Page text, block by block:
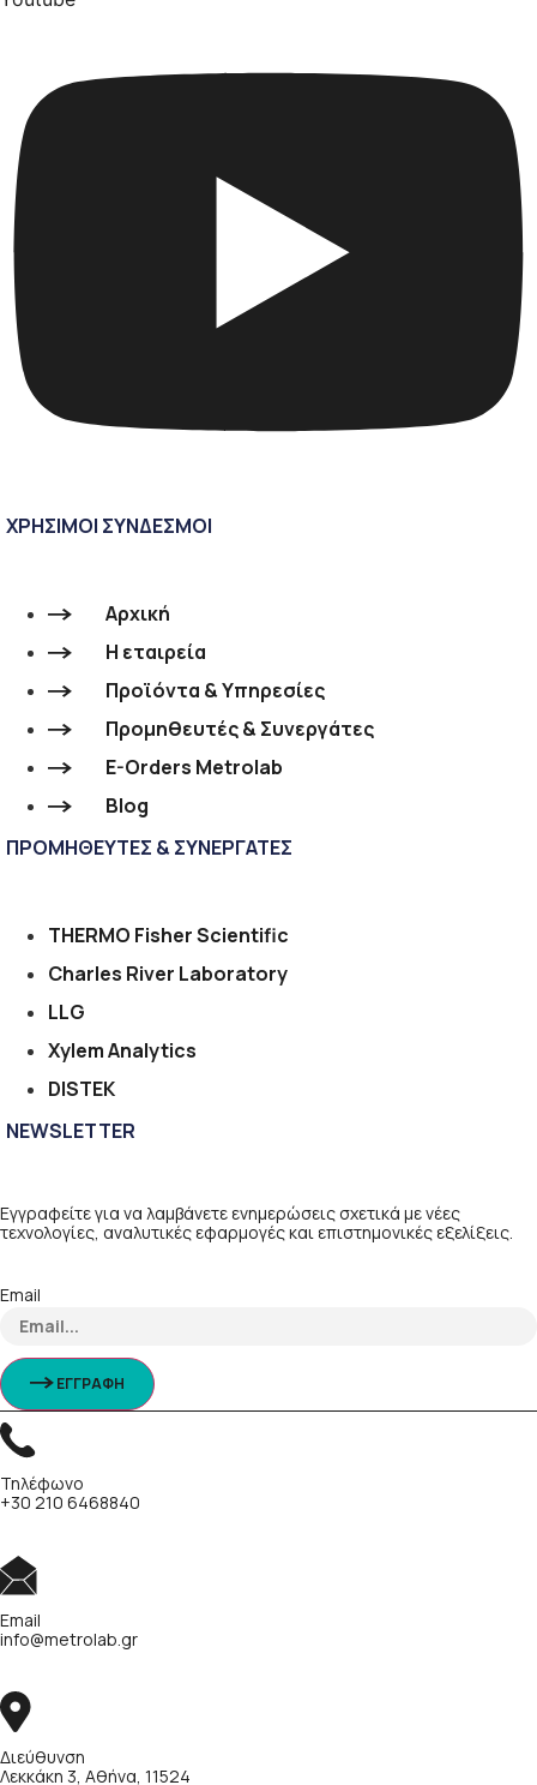
ΧΡΗΣΙΜΟΙ ΣΥΝΔΕΣΜΟΙ
Αρχική
Η εταιρεία
Προϊόντα & Υπηρεσίες
Προμηθευτές & Συνεργάτες
E-Orders Metrolab
Blog
ΠΡΟΜΗΘΕΥΤΕΣ & ΣΥΝΕΡΓΑΤΕΣ
THERMO Fisher Scientific
Charles River Laboratory
LLG
Xylem Analytics
DISTEK
NEWSLETTER
Εγγραφείτε για να λαμβάνετε ενημερώσεις σχετικά με νέες
τεχνολογίες, αναλυτικές εφαρμογές και επιστημονικές εξελίξεις.
Email
ΕΓΓΡΑΦΗ
Τηλέφωνο
+30 210 6468840
Email
info@metrolab.gr
Διεύθυνση
Λεκκάκη 3, Αθήνα, 11524